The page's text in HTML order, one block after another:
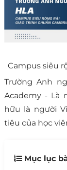
Campus siêu
Trường Anh
Academy - Là
hữu là người
tiêu của học
Mục lục